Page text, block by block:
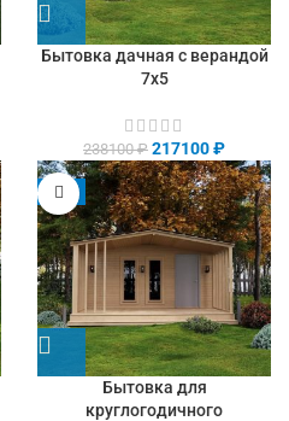
Бытовка дачная с верандой
7х5
238100₽ 217100₽
-9%
Бытовка для
круглогодичного